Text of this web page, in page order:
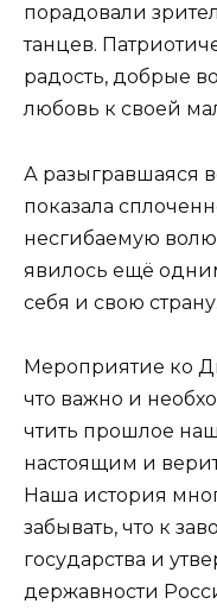
порадовали
танцев.
радость, добрые
любовь к своей
А разыгравшаяся
показала
несгибаемую
явилось ещё
себя и свою страну.
Мероприятие ко
что важно и
чтить прошлое
настоящим и
Наша история
забывать, что к
государства и
державности